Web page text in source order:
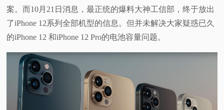
快
讯
案。而10月21日消息，最正统的爆料大神工信部，终于放出
了iPhone 12系列全部机型的信息。但并未解决大家疑惑已久
的iPhone 12 和iPhone 12 Pro的电池容量问题。